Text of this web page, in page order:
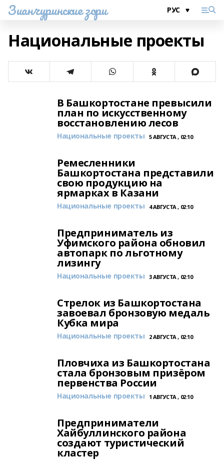
Зианчуринские зори
Национальные проекты
В Башкортостане превысили
план по искусственному
восстановлению лесов
Национальные проекты 5 АВГУСТА , 02:10
Ремесленники
Башкортостана представили
свою продукцию на
ярмарках в Казани
Национальные проекты 4 АВГУСТА , 02:10
Предприниматель из
Уфимского района обновил
автопарк по льготному
лизингу
Национальные проекты 3 АВГУСТА , 02:10
Стрелок из Башкортостана
завоевал бронзовую медаль
Кубка мира
Национальные проекты 2 АВГУСТА , 02:10
Пловчиха из Башкортостана
стала бронзовым призёром
первенства России
Национальные проекты 1 АВГУСТА , 02:10
Предприниматели
Хайбуллинского района
создают туристический
кластер